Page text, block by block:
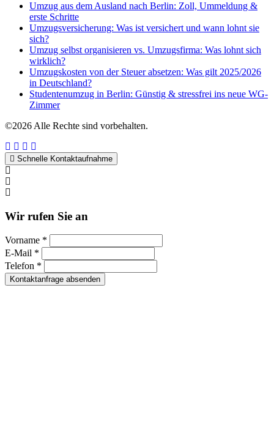
Umzug aus dem Ausland nach Berlin: Zoll, Ummeldung &
erste Schritte
Umzugsversicherung: Was ist versichert und wann lohnt sie
sich?
Umzug selbst organisieren vs. Umzugsfirma: Was lohnt sich
wirklich?
Umzugskosten von der Steuer absetzen: Was gilt 2025/2026
in Deutschland?
Studentenumzug in Berlin: Günstig & stressfrei ins neue WG-
Zimmer
©2026 Alle Rechte sind vorbehalten.
Schnelle Kontaktaufnahme
Wir rufen Sie an
Vorname *
E-Mail *
Telefon *